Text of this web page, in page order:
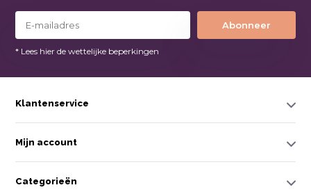
Abonneer
* Lees hier de wettelijke beperkingen
Klantenservice
Mijn account
Categorieën